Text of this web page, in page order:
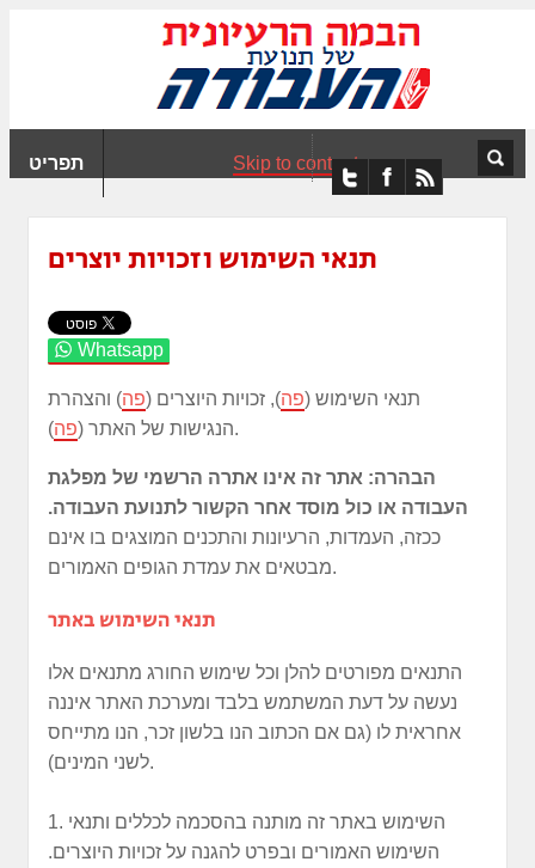
תפריט Skip to content
תנאי השימוש וזכויות יוצרים
Whatsapp
תנאי השימוש (פה), זכויות היוצרים (פה) והצהרת
הנגישות של האתר (פה ).
הבהרה: אתר זה אינו אתרה הרשמי של מפלגת
העבודה או כול מוסד אחר הקשור לתנועת העבודה.
ככזה, העמדות, הרעיונות והתכנים המוצגים בו אינם
מבטאים את עמדת הגופים האמורים.
תנאי השימוש באתר
התנאים מפורטים להלן וכל שימוש החורג מתנאים אלו
נעשה על דעת המשתמש בלבד ומערכת האתר איננה
אחראית לו (גם אם הכתוב הנו בלשון זכר, הנו מתייחס
לשני המינים).
1. השימוש באתר זה מותנה בהסכמה לכללים ותנאי
השימוש האמורים ובפרט להגנה על זכויות היוצרים.